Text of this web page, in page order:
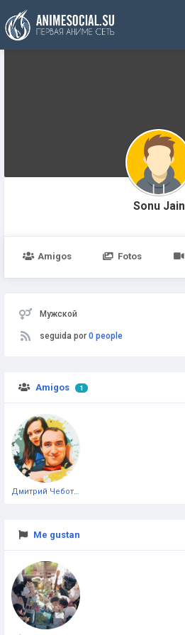
Funding
Sonu Jain
Amigos Fotos
Мужской
seguida por 0 people
Amigos 1
Me gustan